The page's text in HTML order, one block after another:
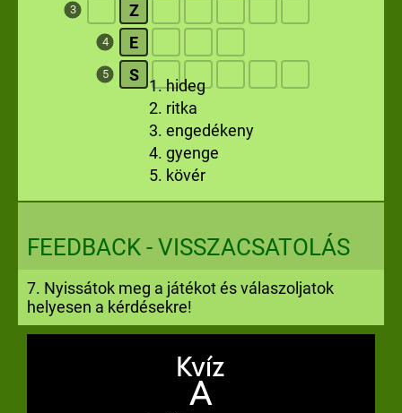
3 Z
4 E
5 S
1. hideg
2. ritka
3. engedékeny
4. gyenge
5. kövér
FEEDBACK - VISSZACSATOLÁS
7. Nyissátok meg a játékot és válaszoljatok
helyesen a kérdésekre!